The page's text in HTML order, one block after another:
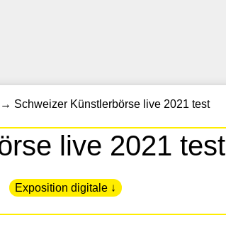
→ Schweizer Künstlerbörse live 2021 test
live 2021 test
Exposition digitale ↓